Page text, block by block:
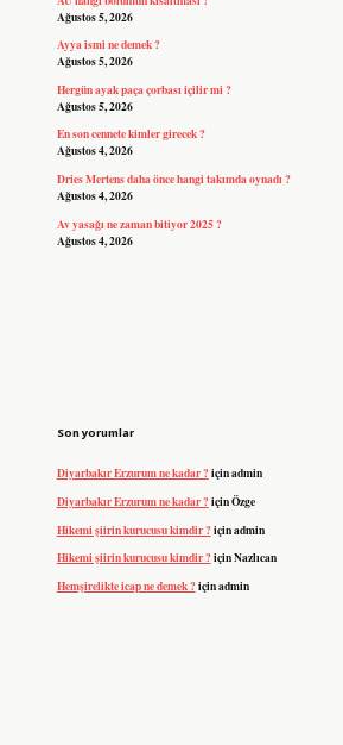
Ağustos 5, 2026
Ayya ismi ne demek ?
Ağustos 5, 2026
Hergün ayak paça çorbası içilir mi ?
Ağustos 5, 2026
En son cennete kimler girecek ?
Ağustos 4, 2026
Dries Mertens daha önce hangi takımda oynadı ?
Ağustos 4, 2026
Av yasağı ne zaman bitiyor 2025 ?
Ağustos 4, 2026
Son yorumlar
Diyarbakır Erzurum ne kadar ?içinadmin
Diyarbakır Erzurum ne kadar ?içinÖzge
Hikemi şiirin kurucusu kimdir ?içinadmin
Hikemi şiirin kurucusu kimdir ?içinNazlıcan
Hemşirelikte icap ne demek ?içinadmin